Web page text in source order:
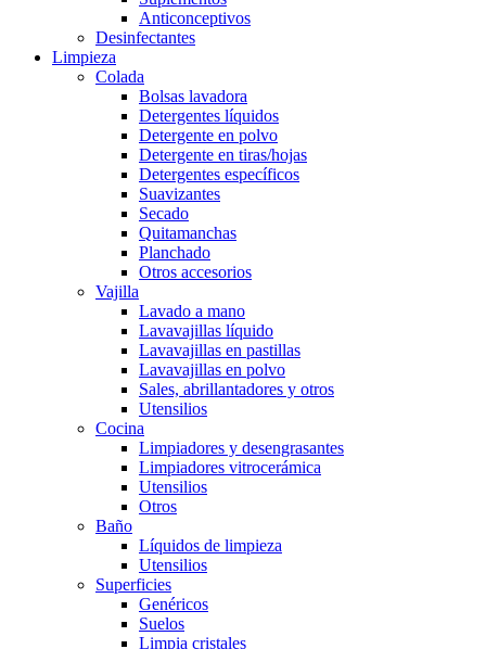
Anticonceptivos
Desinfectantes
Limpieza
Colada
Bolsas lavadora
Detergentes líquidos
Detergente en polvo
Detergente en tiras/hojas
Detergentes específicos
Suavizantes
Secado
Quitamanchas
Planchado
Otros accesorios
Vajilla
Lavado a mano
Lavavajillas líquido
Lavavajillas en pastillas
Lavavajillas en polvo
Sales, abrillantadores y otros
Utensilios
Cocina
Limpiadores y desengrasantes
Limpiadores vitrocerámica
Utensilios
Otros
Baño
Líquidos de limpieza
Utensilios
Superficies
Genéricos
Suelos
Limpia cristales